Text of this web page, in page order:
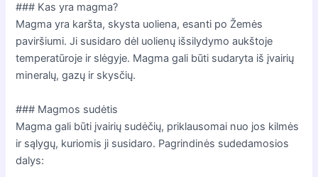
### Kas yra magma?
Magma yra karšta, skysta uoliena, esanti po Žemės
paviršiumi. Ji susidaro dėl uolienų išsilydymo aukštoje
temperatūroje ir slėgyje. Magma gali būti sudaryta iš įvairių
mineralų, gazų ir skysčių.
### Magmos sudėtis
Magma gali būti įvairių sudėčių, priklausomai nuo jos kilmės
ir sąlygų, kuriomis ji susidaro. Pagrindinės sudedamosios
dalys: